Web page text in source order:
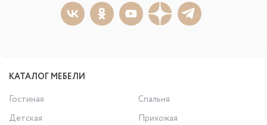
КАТАЛОГ МЕБЕЛИ
Гостиная
Спальня
Детская
Прихожая